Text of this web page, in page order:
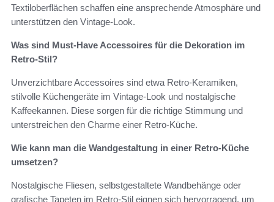
Textiloberflächen schaffen eine ansprechende Atmosphäre und
unterstützen den Vintage-Look.
Was sind Must-Have Accessoires für die Dekoration im
Retro-Stil?
Unverzichtbare Accessoires sind etwa Retro-Keramiken,
stilvolle Küchengeräte im Vintage-Look und nostalgische
Kaffeekannen. Diese sorgen für die richtige Stimmung und
unterstreichen den Charme einer Retro-Küche.
Wie kann man die Wandgestaltung in einer Retro-Küche
umsetzen?
Nostalgische Fliesen, selbstgestaltete Wandbehänge oder
grafische Tapeten im Retro-Stil eignen sich hervorragend, um